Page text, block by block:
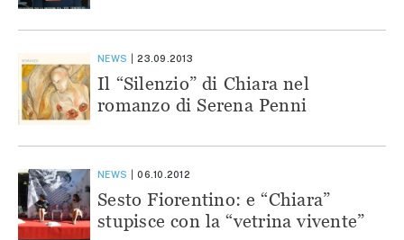
NEWS 23.09.2013
Il “Silenzio” di Chiara nel
romanzo di Serena Penni
NEWS 06.10.2012
Sesto Fiorentino: e “Chiara”
stupisce con la “vetrina vivente”